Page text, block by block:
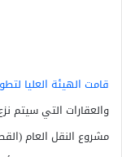
قامت الهيئة العليا
والعقارات التي سيتم
مشروع النقل العام